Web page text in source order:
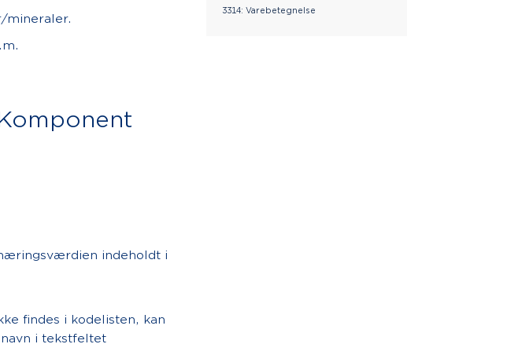
mineraler.
indeholdt i
findes i kodelisten, kan
i tekstfeltet
3314: Varebetegnelse